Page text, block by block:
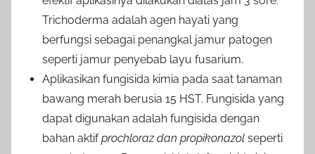
Trichoderma adalah agen hayati yang
berfungsi sebagai penangkal jamur patogen
seperti jamur penyebab layu fusarium.
Aplikasikan fungisida kimia pada saat tanaman
bawang merah berusia 15 HST. Fungisida yang
dapat digunakan adalah fungisida dengan
bahan aktifprochloraz dan propikonazol seperti